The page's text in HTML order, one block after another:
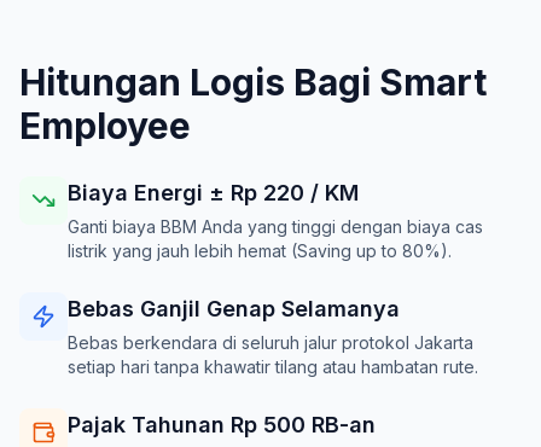
Hitungan Logis Bagi Smart
Employee
Biaya Energi ± Rp 220 / KM
Ganti biaya BBM Anda yang tinggi dengan biaya cas
listrik yang jauh lebih hemat (Saving up to 80%).
Bebas Ganjil Genap Selamanya
Bebas berkendara di seluruh jalur protokol Jakarta
setiap hari tanpa khawatir tilang atau hambatan rute.
Pajak Tahunan Rp 500 RB-an